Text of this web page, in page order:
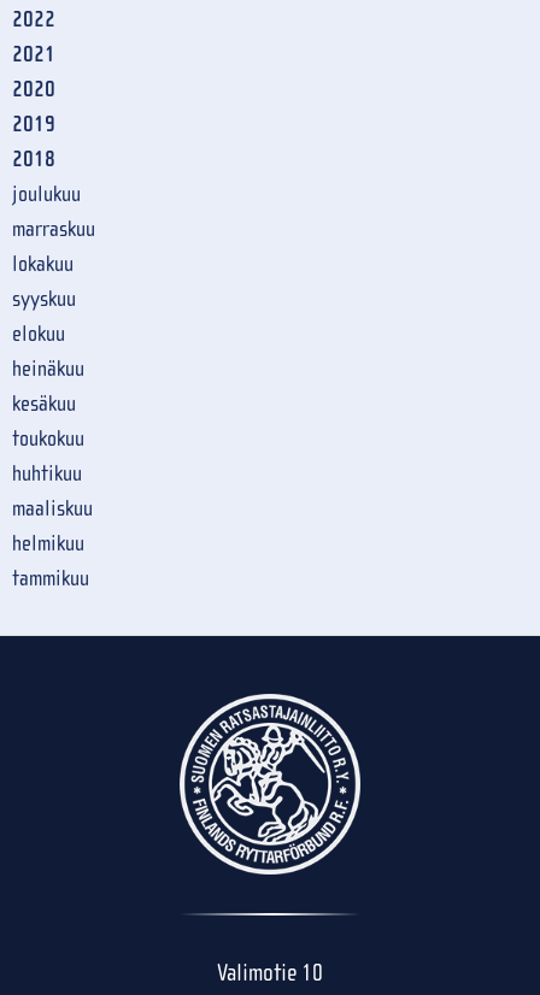
2022
2021
2020
2019
2018
joulukuu
marraskuu
lokakuu
syyskuu
elokuu
heinäkuu
kesäkuu
toukokuu
huhtikuu
maaliskuu
helmikuu
tammikuu
Valimotie 10